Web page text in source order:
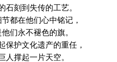
石刻到失传的工艺。
都在他们心中铭记，
们永不褪色的旗。
保护文化遗产的重任，
人撑起一片天空。